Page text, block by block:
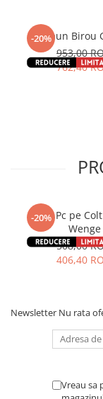
-20%
Scaun Birou
953,00
762,40
-20%
Birou Pc pe
Wenge
508,00
406,40
Newsletter Nu rata
Vreau sa